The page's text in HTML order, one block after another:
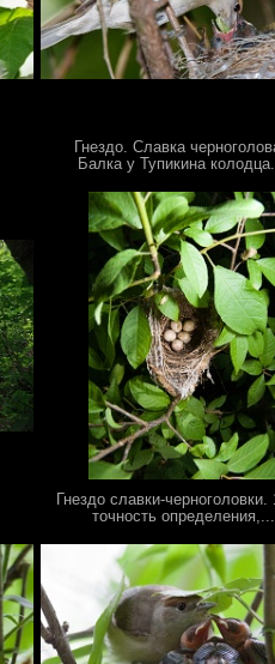
Гнездо. Славка
Балка у Тупикина
Гнездо славки-черноголовки.
точность определения,...